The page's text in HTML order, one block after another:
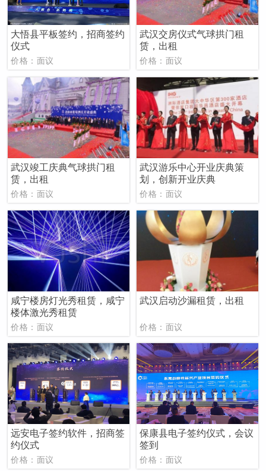
大悟县平板签约，招商签约
仪式
价格：面议
武汉交房仪式气球拱门租
赁，出租
价格：面议
武汉竣工庆典气球拱门租
赁，出租
价格：面议
武汉游乐中心开业庆典策
划，创新开业庆典
价格：面议
咸宁楼房灯光秀租赁，咸宁
楼体激光秀租赁
价格：面议
武汉启动沙漏租赁，出租
价格：面议
远安电子签约软件，招商签
约仪式
价格：面议
保康县电子签约仪式，会议
签到
价格：面议